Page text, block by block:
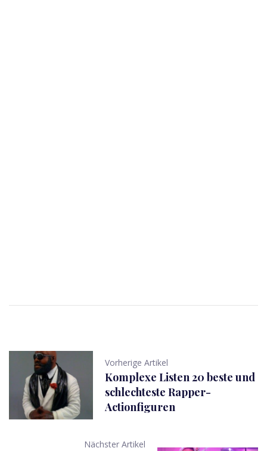
Vorherige Artikel
Komplexe Listen 20 beste und
schlechteste Rapper-
Actionfiguren
Nächster Artikel